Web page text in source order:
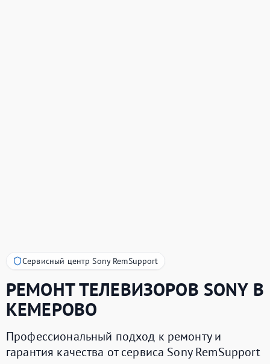
Сервисный центр Sony RemSupport
РЕМОНТ ТЕЛЕВИЗОРОВ SONYВ
КЕМЕРОВО
Профессиональный подход к ремонту и
гарантия качества от сервиса Sony RemSupport